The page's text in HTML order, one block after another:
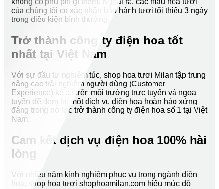
không có phụ phí gì thêm. Ngoài ra, các mẫu hoa tươi
của chúng tôi có xác nhận bảo hành tươi tối thiểu 3 ngày
trong điều kiện bình thường.
Trở thành công ty điện hoa tốt
nhất tại Việt Nam
Với sự đầu tư nghiêm túc, shop hoa tươi Milan tập trung
nâng cao trải nghiệm người dùng (Customer
Experience) kể cả trên môi trường trực tuyến và ngoại
tuyến để đem lại một dịch vụ điện hoa hoàn hảo xứng
đáng trong nỗ lực trở thành công ty điện hoa số 1 tại Việt
Nam.
Cam kết dịch vụ điện hoa 100% hài
lòng
Với nhiều năm kinh nghiệm phục vụ trong ngành điện
hoa, shop hoa tươi shophoamilan.com hiểu mức độ